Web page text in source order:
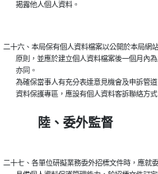
二十六、本局保有個人資料檔案以公開於本局網
原則，並應於建立個人資料檔案後一個月內
        亦同。
為確保當事人有充分表達意見機會及申訴管
陸、委外監督
二十七、各單位研擬業務委外招標文件時，應就